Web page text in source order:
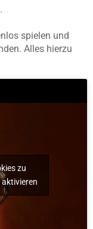
spielen und
Alles hierzu
zu